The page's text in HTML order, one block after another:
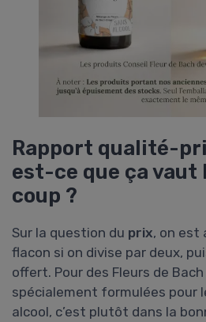
Rapport qualité-
est-ce que ça vaut
coup ?
Sur la question du prix, on est
flacon si on divise par deux,
offert. Pour des Fleurs de
spécialement formulées pour
alcool, c’est plutôt dans la